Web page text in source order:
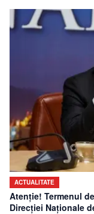
ACTUALITATE
Atenție! Termenul
Direcției Naționale